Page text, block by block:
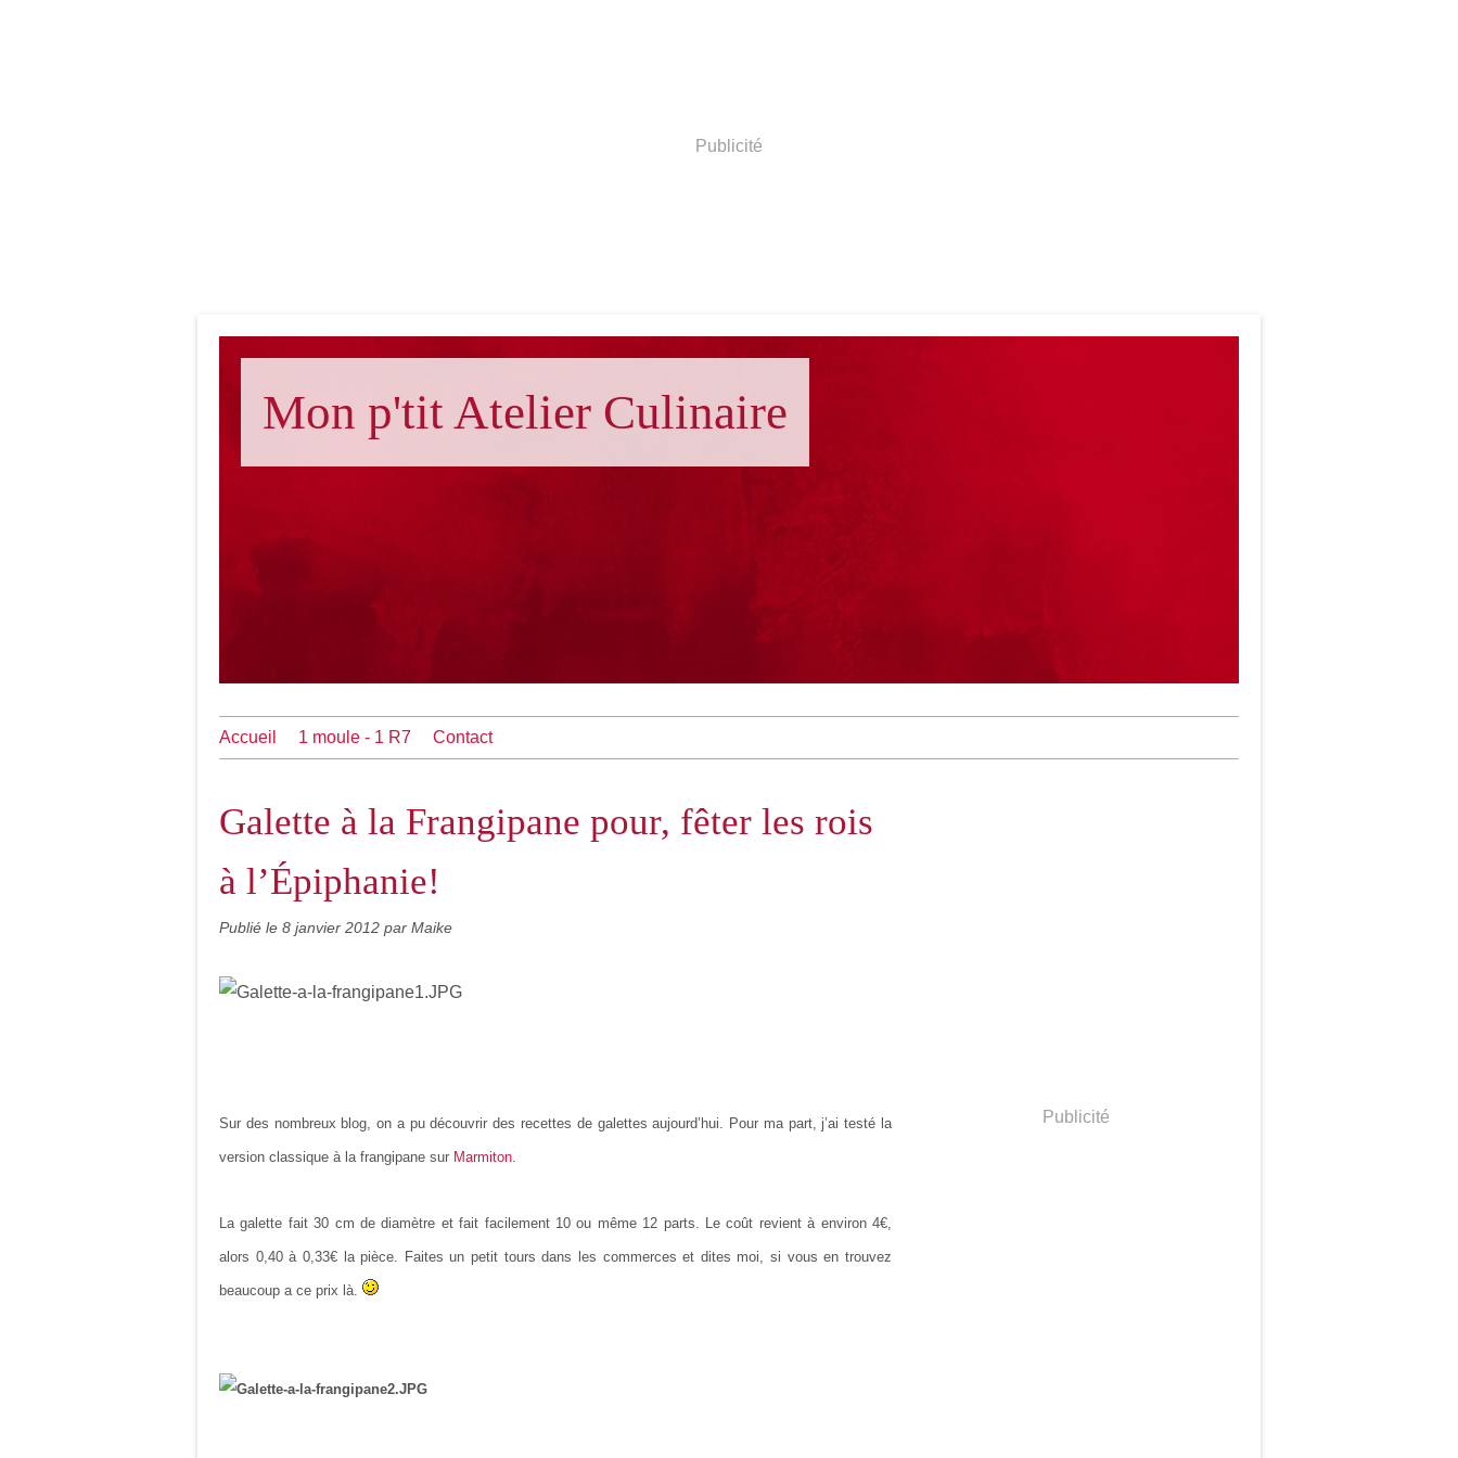
Publicité
Mon p'tit Atelier Culinaire
Accueil 1 moule - 1 R7 Contact
Galette à la Frangipane pour, fêter les rois
à l’Épiphanie!
Publié le 8 janvier 2012 par Maike
Sur des nombreux blog, on a pu découvrir des recettes de galettes aujourd’hui. Pour ma part, j’ai testé la
version classique à la frangipane sur Marmiton.
La galette fait 30 cm de diamètre et fait facilement 10 ou même 12 parts. Le coût revient à environ 4€,
alors 0,40 à 0,33€ la pièce. Faites un petit tours dans les commerces et dites moi, si vous en trouvez
beaucoup a ce prix là.
Publicité